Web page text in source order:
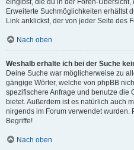
eingibst, die du in der Foren-
Erweiterte Suchmöglichkeiten erhältst
Link anklickst, der von jeder Seite des
Nach oben
Weshalb erhalte ich bei der Suche
Deine Suche war möglicherweise zu
gängige Wörter, welche von phpBB
spezifischere Anfrage und benutze die
bietet. Außerdem ist es natürlich auch
nirgends im Forum verwendet wurden.
Begriffe!
Nach oben